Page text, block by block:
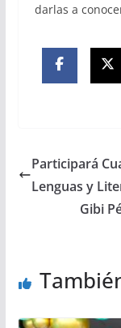
darlas a
Participará
Lenguas y
Gibi